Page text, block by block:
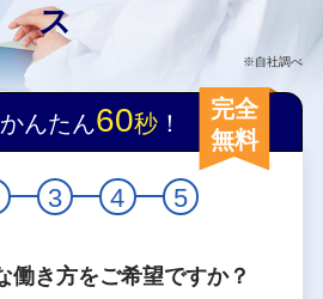
ス
※自社調べ
んたん60秒 ！
完全
無料
3 4 5
働き方をご希望ですか？